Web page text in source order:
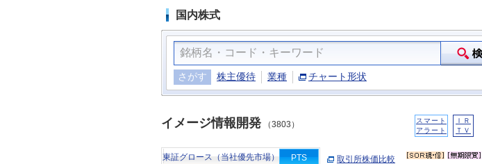
国内株式
さがす 株主優待 業種 チャート形状
イメージ情報開発 （3803）
スマート
アラート
ＩＲ
ＴＶ
東証グロース（当社優先市場） PTS 取引所株価比較